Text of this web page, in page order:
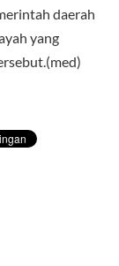
daerah
yang